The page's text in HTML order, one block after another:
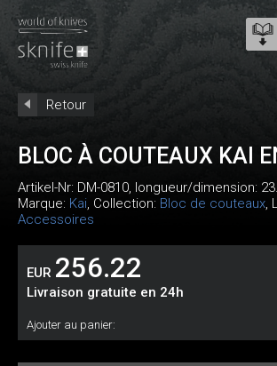
Retour
BLOC À COUTEAUX KAI
Artikel-Nr: DM-0810, longueur/dimension:
Marque: Kai, Collection: Bloc de couteaux,
Accessoires
EUR 256.22
Livraison gratuite en 24h
Ajouter au panier: